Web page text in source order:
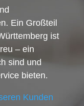
Ein Großteil
ist
– ein
sind und
bieten.
Kunden